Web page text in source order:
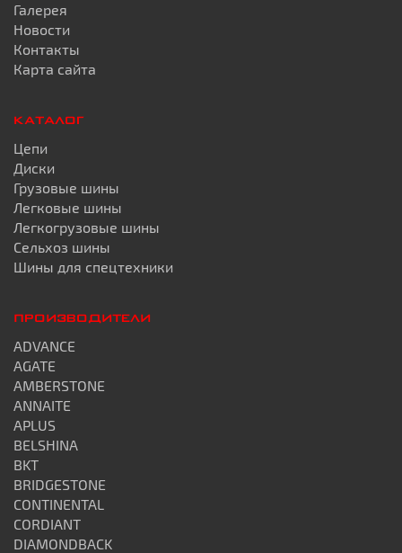
Галерея
Новости
Контакты
Карта сайта
КАТАЛОГ
Цепи
Диски
Грузовые шины
Легковые шины
Легкогрузовые шины
Сельхоз шины
Шины для спецтехники
ПРОИЗВОДИТЕЛИ
ADVANCE
AGATE
AMBERSTONE
ANNAITE
APLUS
BELSHINA
BKT
BRIDGESTONE
CONTINENTAL
CORDIANT
DIAMONDBACK